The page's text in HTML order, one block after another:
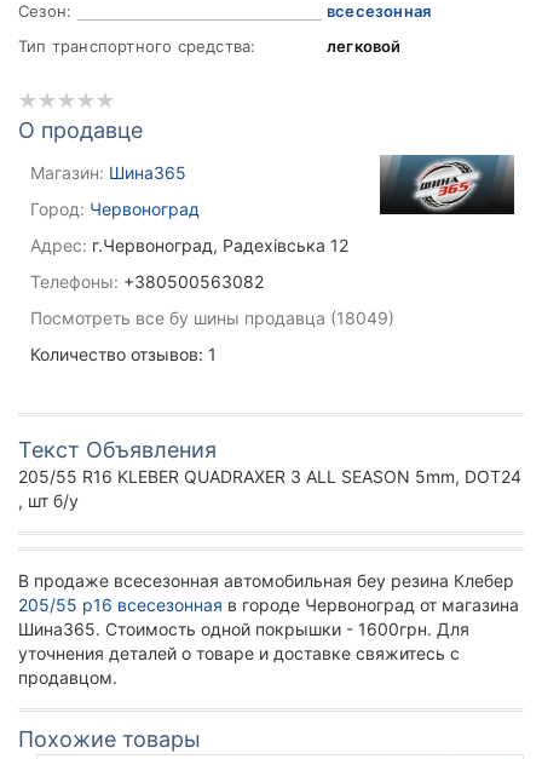
Сезон:
всесезонная
Тип транспортного средства:
легковой
О продавце
Магазин: Шина365
Город: Червоноград
Адрес: г.Червоноград, Радехівська 12
Телефоны: +380500563082
Посмотреть все бу шины продавца (18049)
Количество отзывов: 1
Текст Объявления
205/55 R16 KLEBER QUADRAXER 3 ALL SEASON 5mm, DOT24
, шт б/у
В продаже всесезонная автомобильная беу резина Клебер
205/55 р16 всесезонная в городе Червоноград от магазина
Шина365. Стоимость одной покрышки - 1600грн. Для
уточнения деталей о товаре и доставке свяжитесь с
продавцом.
Похожие товары